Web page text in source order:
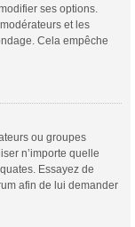
ses options.
et les
Cela empêche
ou groupes
n’importe quelle
Essayez de
afin de lui demander